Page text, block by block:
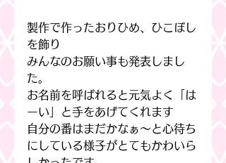
製作で作ったおりひめ、ひこぼし
を飾り
みんなのお願い事も発表しまし
た。
お名前を呼ばれると元気よく「は
ーい」と手をあげてくれます
自分の番はまだかなぁ～と心待ち
にしている様子がとてもかわいら